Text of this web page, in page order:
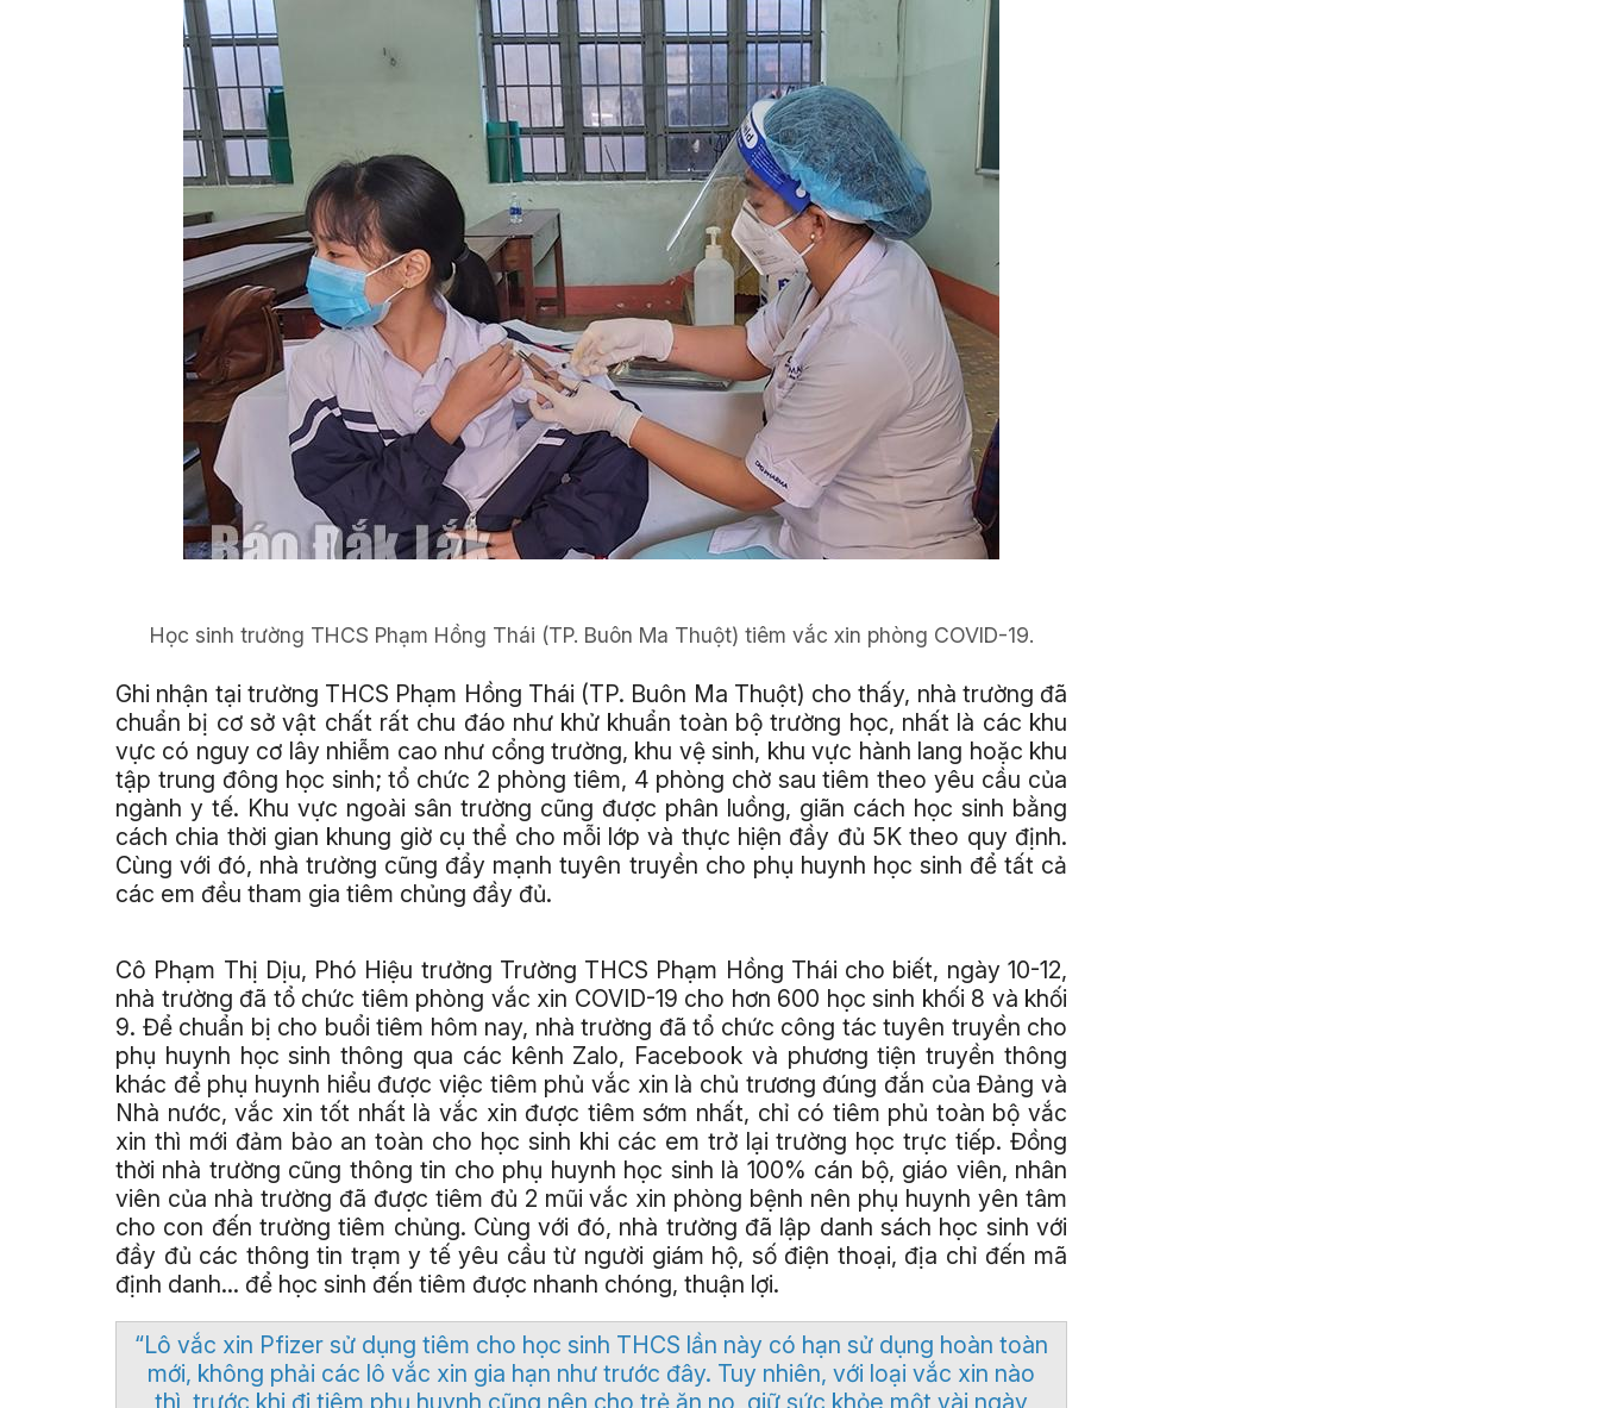
Học sinh trường THCS Phạm Hồng Thái (TP. Buôn Ma Thuột) tiêm vắc xin phòng COVID-19.
Ghi nhận tại trường THCS Phạm Hồng Thái (TP. Buôn Ma Thuột) cho thấy, nhà trường đã
chuẩn bị cơ sở vật chất rất chu đáo như khử khuẩn toàn bộ trường học, nhất là các khu
vực có nguy cơ lây nhiễm cao như cổng trường, khu vệ sinh, khu vực hành lang hoặc khu
tập trung đông học sinh; tổ chức 2 phòng tiêm, 4 phòng chờ sau tiêm theo yêu cầu của
ngành y tế. Khu vực ngoài sân trường cũng được phân luồng, giãn cách học sinh bằng
cách chia thời gian khung giờ cụ thể cho mỗi lớp và thực hiện đầy đủ 5K theo quy định.
Cùng với đó, nhà trường cũng đẩy mạnh tuyên truyền cho phụ huynh học sinh để tất cả
các em đều tham gia tiêm chủng đầy đủ.
Cô Phạm Thị Dịu, Phó Hiệu trưởng Trường THCS Phạm Hồng Thái cho biết, ngày 10-12,
nhà trường đã tổ chức tiêm phòng vắc xin COVID-19 cho hơn 600 học sinh khối 8 và khối
9. Để chuẩn bị cho buổi tiêm hôm nay, nhà trường đã tổ chức công tác tuyên truyền cho
phụ huynh học sinh thông qua các kênh Zalo, Facebook và phương tiện truyền thông
khác để phụ huynh hiểu được việc tiêm phủ vắc xin là chủ trương đúng đắn của Đảng và
Nhà nước, vắc xin tốt nhất là vắc xin được tiêm sớm nhất, chỉ có tiêm phủ toàn bộ vắc
xin thì mới đảm bảo an toàn cho học sinh khi các em trở lại trường học trực tiếp. Đồng
thời nhà trường cũng thông tin cho phụ huynh học sinh là 100% cán bộ, giáo viên, nhân
viên của nhà trường đã được tiêm đủ 2 mũi vắc xin phòng bệnh nên phụ huynh yên tâm
cho con đến trường tiêm chủng. Cùng với đó, nhà trường đã lập danh sách học sinh với
đầy đủ các thông tin trạm y tế yêu cầu từ người giám hộ, số điện thoại, địa chỉ đến mã
định danh… để học sinh đến tiêm được nhanh chóng, thuận lợi.
“Lô vắc xin Pfizer sử dụng tiêm cho học sinh THCS lần này có hạn sử dụng hoàn toàn
mới, không phải các lô vắc xin gia hạn như trước đây. Tuy nhiên, với loại vắc xin nào
thì trước khi đi tiêm phụ huynh cũng nên cho trẻ ăn no, giữ sức khỏe một vài ngày